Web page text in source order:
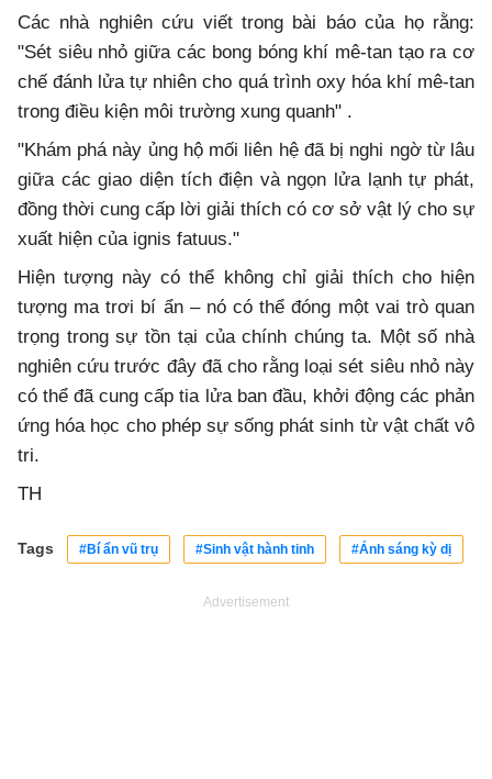
Các nhà nghiên cứu viết trong bài báo của họ rằng:
"Sét siêu nhỏ giữa các bong bóng khí mê-tan tạo ra cơ
chế đánh lửa tự nhiên cho quá trình oxy hóa khí mê-tan
trong điều kiện môi trường xung quanh" .
"Khám phá này ủng hộ mối liên hệ đã bị nghi ngờ từ lâu
giữa các giao diện tích điện và ngọn lửa lạnh tự phát,
đồng thời cung cấp lời giải thích có cơ sở vật lý cho sự
xuất hiện của ignis fatuus."
Hiện tượng này có thể không chỉ giải thích cho hiện
tượng ma trơi bí ẩn – nó có thể đóng một vai trò quan
trọng trong sự tồn tại của chính chúng ta. Một số nhà
nghiên cứu trước đây đã cho rằng loại sét siêu nhỏ này
có thể đã cung cấp tia lửa ban đầu, khởi động các phản
ứng hóa học cho phép sự sống phát sinh từ vật chất vô
tri.
TH
Tags #Bí ẩn vũ trụ #Sinh vật hành tinh #Ánh sáng kỳ dị
Advertisement